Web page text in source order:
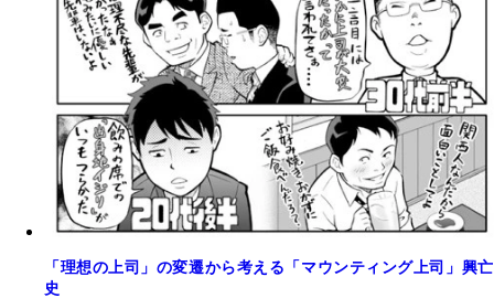
「理想の上司」の変遷から考える「マウンティング上司」興亡
史